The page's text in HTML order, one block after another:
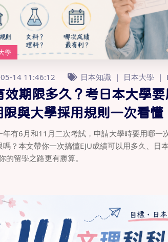
學
14 11:46:12 日本知識 日本大學
效期限多久？考日本大學
限與大學採用規則一次看懂
年有6月和11月二次考試，申請大學時要用哪
嗎？本文帶你一次搞懂EJU成績可以用多久、
的留學之路更有勝算。